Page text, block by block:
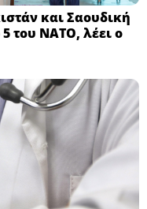
και Σαουδική
5 του ΝΑΤΟ, λέει ο